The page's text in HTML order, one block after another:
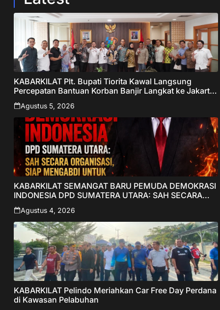
KABARKILAT Plt. Bupati Tiorita Kawal Langsung
Percepatan Bantuan Korban Banjir Langkat ke Jakarta
– Sentralberita
Agustus 5, 2026
KABARKILAT SEMANGAT BARU PEMUDA DEMOKRASI
INDONESIA DPD SUMATERA UTARA: SAH SECARA
ORGANISASI, SIAP MENGABDI UNTUK RAKYAT DAN
INDONESIA
Agustus 4, 2026
KABARKILAT Pelindo Meriahkan Car Free Day Perdana
di Kawasan Pelabuhan